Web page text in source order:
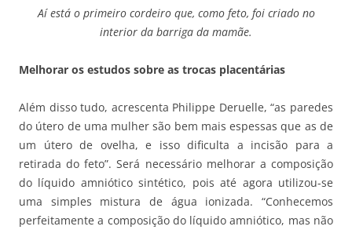
Aí está o primeiro cordeiro que, como feto, foi criado no
interior da barriga da mamãe.
Melhorar os estudos sobre as trocas placentárias
Além disso tudo, acrescenta Philippe Deruelle, “as paredes
do útero de uma mulher são bem mais espessas que as de
um útero de ovelha, e isso dificulta a incisão para a
retirada do feto”. Será necessário melhorar a composição
do líquido amniótico sintético, pois até agora utilizou-se
uma simples mistura de água ionizada. “Conhecemos
perfeitamente a composição do líquido amniótico, mas não